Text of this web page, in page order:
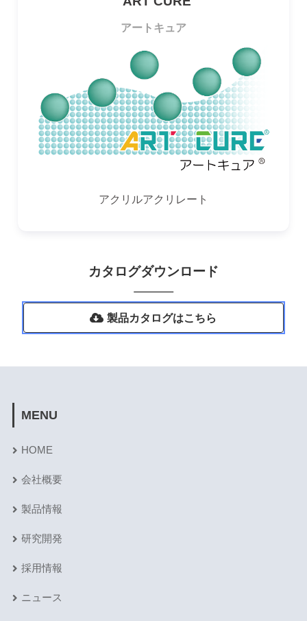
アートキュア
アクリルアクリレート
カタログダウンロード
製品カタログはこちら
MENU
HOME
会社概要
製品情報
研究開発
採用情報
ニュース